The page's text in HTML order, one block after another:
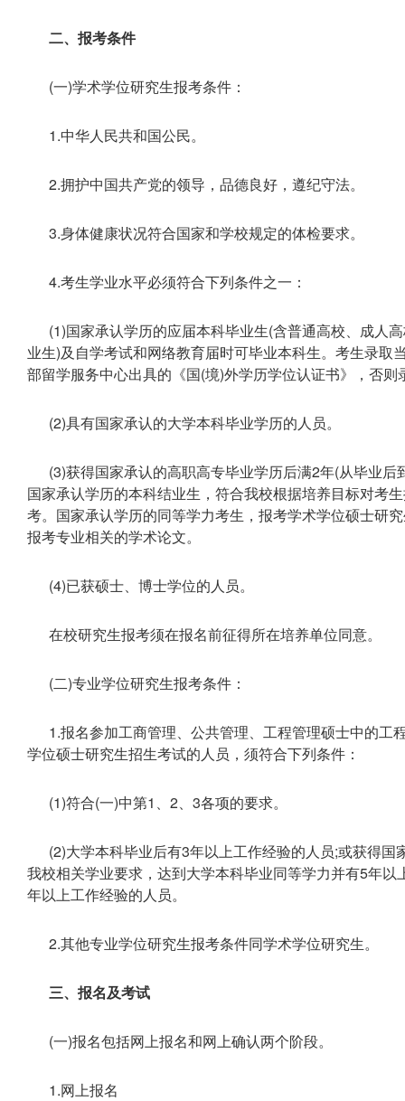
二、报考条件
(一)学术学位研究生报考条件：
1.中华人民共和国公民。
2.拥护中国共产党的领导，品德良好，遵纪守法。
3.身体健康状况符合国家和学校规定的体检要求。
4.考生学业水平必须符合下列条件之一：
(1)国家承认学历的应届本科毕业生(含普通高校、成人
业生)及自学考试和网络教育届时可毕业本科生。考生录
部留学服务中心出具的《国(境)外学历学位认证书》，否则
(2)具有国家承认的大学本科毕业学历的人员。
(3)获得国家承认的高职高专毕业学历后满2年(从毕业
国家承认学历的本科结业生，符合我校根据培养目标对考
考。国家承认学历的同等学力考生，报考学术学位硕士研
报考专业相关的学术论文。
(4)已获硕士、博士学位的人员。
在校研究生报考须在报名前征得所在培养单位同意。
(二)专业学位研究生报考条件：
1.报名参加工商管理、公共管理、工程管理硕士中的
学位硕士研究生招生考试的人员，须符合下列条件：
(1)符合(一)中第1、2、3各项的要求。
(2)大学本科毕业后有3年以上工作经验的人员;或获得
我校相关学业要求，达到大学本科毕业同等学力并有5年
年以上工作经验的人员。
2.其他专业学位研究生报考条件同学术学位研究生。
三、报名及考试
(一)报名包括网上报名和网上确认两个阶段。
1.网上报名